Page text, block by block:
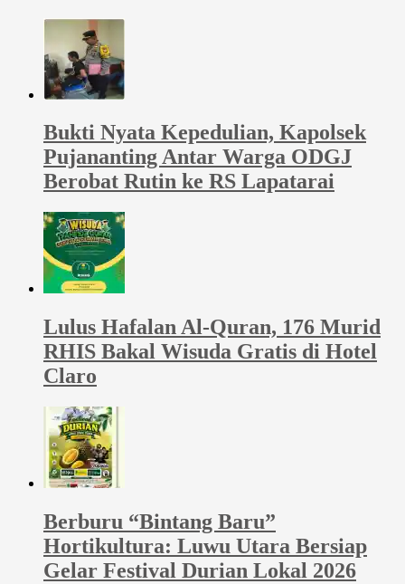
Bukti Nyata Kepedulian, Kapolsek
Pujananting Antar Warga ODGJ
Berobat Rutin ke RS Lapatarai
Lulus Hafalan Al-Quran, 176 Murid
RHIS Bakal Wisuda Gratis di Hotel
Claro
Berburu “Bintang Baru”
Hortikultura: Luwu Utara Bersiap
Gelar Festival Durian Lokal 2026